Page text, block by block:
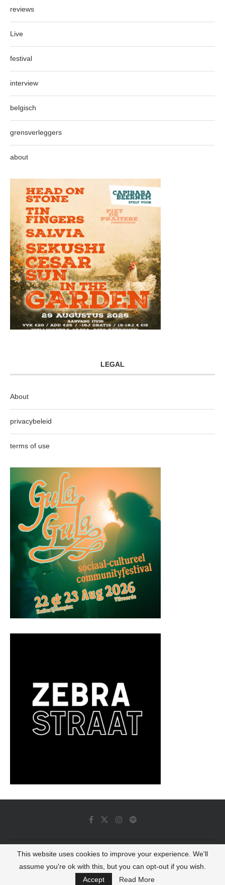
reviews
Live
festival
interview
belgisch
grensverleggers
about
LEGAL
About
privacybeleid
terms of use
© 2022 - Luminous Dash All Rights Reserved
BACK TO TOP
This website uses cookies to improve your experience. We'll
assume you're ok with this, but you can opt-out if you wish.
Accept
Read More